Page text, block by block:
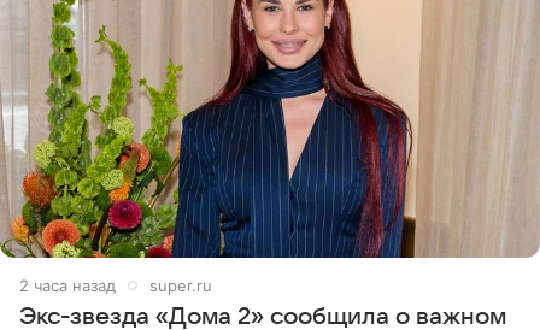
2 часа назад super.ru
Экс-звезда «Дома 2» сообщила о важном